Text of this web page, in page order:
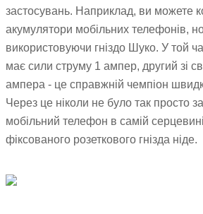
застосувань. Наприклад, ви можете
акумулятори мобільних телефонів,
використовуючи гніздо Шуко. У той
має сили струму 1 ампер, другий зі
ампера - це справжній чемпіон
Через це ніколи не було так просто
мобільний телефон в самій
фіксованого розеткового гнізда ніде.